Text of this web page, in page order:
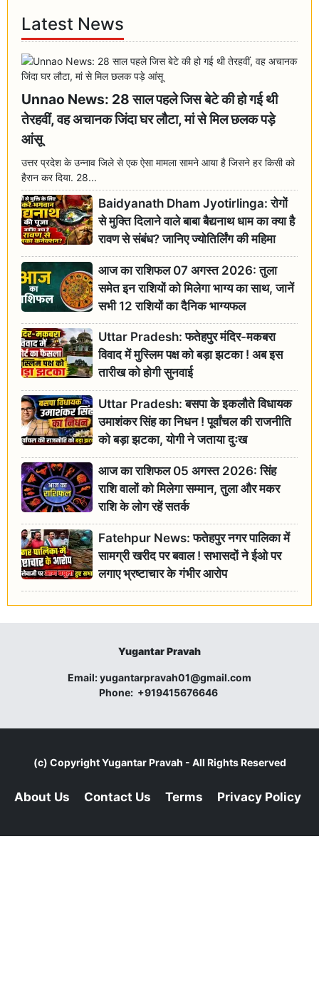
Latest News
Unnao News: 28 साल पहले जिस बेटे की हो गई थी
तेरहवीं, वह अचानक जिंदा घर लौटा, मां से मिल छलक पड़े
आंसू
उत्तर प्रदेश के उन्नाव जिले से एक ऐसा मामला सामने आया है जिसने हर किसी को
हैरान कर दिया. 28...
Baidyanath Dham Jyotirlinga: रोगों
से मुक्ति दिलाने वाले बाबा बैद्यनाथ धाम का क्या है
रावण से संबंध? जानिए ज्योतिर्लिंग की महिमा
आज का राशिफल 07 अगस्त 2026: तुला
समेत इन राशियों को मिलेगा भाग्य का साथ, जानें
सभी 12 राशियों का दैनिक भाग्यफल
Uttar Pradesh: फतेहपुर मंदिर-मकबरा
विवाद में मुस्लिम पक्ष को बड़ा झटका ! अब इस
तारीख को होगी सुनवाई
Uttar Pradesh: बसपा के इकलौते विधायक
उमाशंकर सिंह का निधन ! पूर्वांचल की राजनीति
को बड़ा झटका, योगी ने जताया दुःख
आज का राशिफल 05 अगस्त 2026: सिंह
राशि वालों को मिलेगा सम्मान, तुला और मकर
राशि के लोग रहें सतर्क
Fatehpur News: फतेहपुर नगर पालिका में
सामग्री खरीद पर बवाल ! सभासदों ने ईओ पर
लगाए भ्रष्टाचार के गंभीर आरोप
Yugantar Pravah
Email:yugantarpravah01@gmail.com
Phone: +919415676646
(c) CopyrightYugantar Pravah - All Rights Reserved
About Us Contact Us Terms Privacy Policy